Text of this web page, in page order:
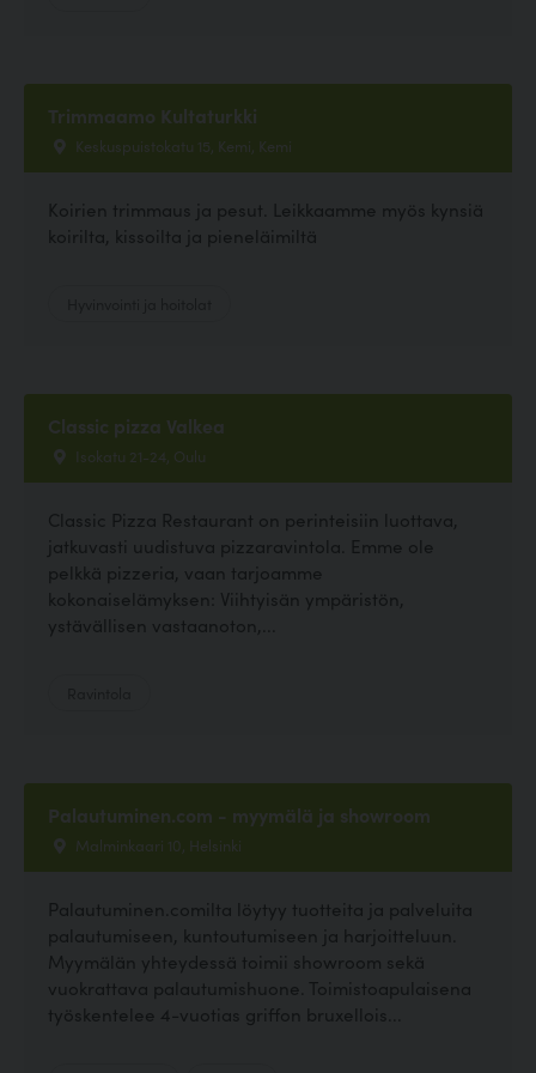
Trimmaamo Kultaturkki
Keskuspuistokatu 15, Kemi, Kemi
Koirien trimmaus ja pesut. Leikkaamme myös kynsiä
koirilta, kissoilta ja pieneläimiltä
Classic pizza Valkea
Isokatu 21-24, Oulu
Classic Pizza Restaurant on perinteisiin luottava,
jatkuvasti uudistuva pizzaravintola. Emme ole
pelkkä pizzeria, vaan tarjoamme
kokonaiselämyksen: Viihtyisän ympäristön,
ystävällisen vastaanoton,...
Palautuminen.com - myymälä ja showroom
Malminkaari 10, Helsinki
Palautuminen.comilta löytyy tuotteita ja palveluita
palautumiseen, kuntoutumiseen ja harjoitteluun.
Myymälän yhteydessä toimii showroom sekä
vuokrattava palautumishuone. Toimistoapulaisena
työskentelee 4-vuotias griffon bruxellois...